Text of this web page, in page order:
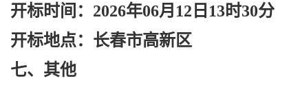
开标时间： 2026年06月12日13时30分
开标地点：长春市高新区
七、其他